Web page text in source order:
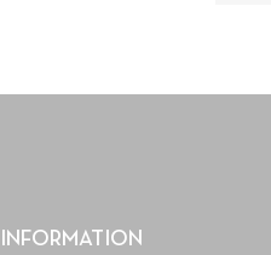
INFORMATION